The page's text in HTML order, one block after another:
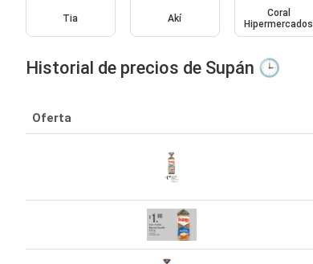
Tia Akí
Coral
Hipermercados
Historial de precios de Supán 🕒
Oferta